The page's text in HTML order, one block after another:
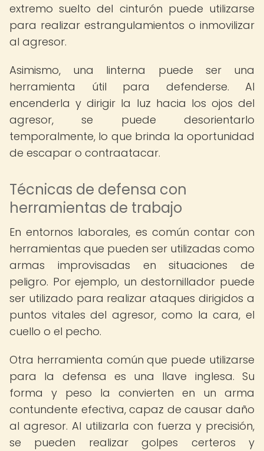
extremo suelto del cinturón puede utilizarse
para realizar estrangulamientos o inmovilizar
al agresor.
Asimismo, una linterna puede ser una
herramienta útil para defenderse. Al
encenderla y dirigir la luz hacia los ojos del
agresor, se puede desorientarlo
temporalmente, lo que brinda la oportunidad
de escapar o contraatacar.
Técnicas de defensa con
herramientas de trabajo
En entornos laborales, es común contar con
herramientas que pueden ser utilizadas como
armas improvisadas en situaciones de
peligro. Por ejemplo, un destornillador puede
ser utilizado para realizar ataques dirigidos a
puntos vitales del agresor, como la cara, el
cuello o el pecho.
Otra herramienta común que puede utilizarse
para la defensa es una llave inglesa. Su
forma y peso la convierten en un arma
contundente efectiva, capaz de causar daño
al agresor. Al utilizarla con fuerza y precisión,
se pueden realizar golpes certeros y